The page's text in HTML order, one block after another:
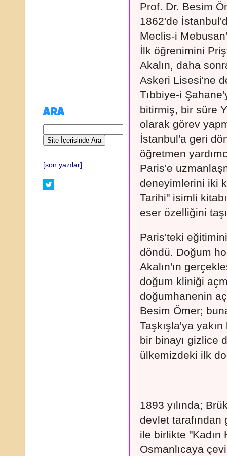
Prof. Dr. Besim
1862'de
Meclis-i
İlk öğrenimini
Akalın, daha
Askeri Lisesi'ne
Tıbbiye-i
bitirmiş, bir süre
olarak görev
İstanbul'a geri
öğretmen
Paris'e
deneyimlerini iki
Tarihi" isimli
eser özelliğini
Paris'teki
döndü. Doğum
Akalın'ın
doğum kliniği
doğumhanenin
Besim Ömer;
Taşkışla'ya
bir binayı gizlice
ülkemizdeki ilk
1893 yılında;
devlet tarafından
ile birlikte "Kadın
Osmanlıcaya
ARA
[son yazılar]